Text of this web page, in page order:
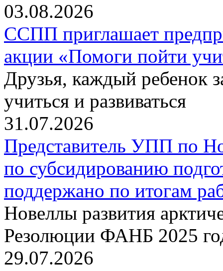
03.08.2026
ССПП приглашает
акции «Помоги пойти
Друзья, каждый ребенок
учиться и развиваться
31.07.2026
Представитель УПП по
по субсидированию
поддержано по итогам
Новеллы развития
Резолюции ФАНБ 2025
29.07.2026